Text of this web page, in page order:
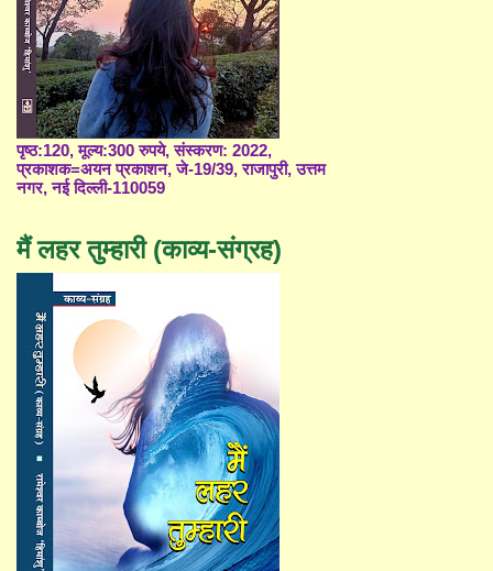
पृष्ठ:120, मूल्य:300 रुपये, संस्करण: 2022,
प्रकाशक=अयन प्रकाशन, जे-19/39, राजापुरी, उत्तम
नगर, नई दिल्ली-110059
मैं लहर तुम्हारी (काव्य-संग्रह)